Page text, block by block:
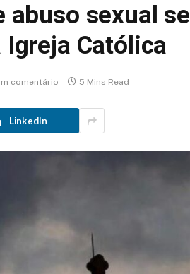
abuso sexual se
Católica
comentário 5 Mins Read
LinkedIn